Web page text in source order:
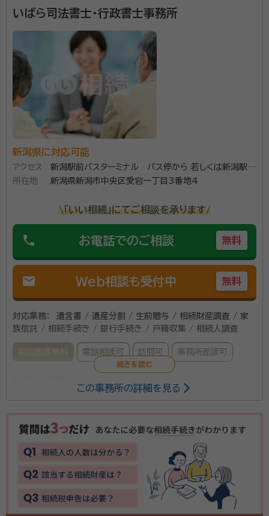
よしだ行政書士事務所は「お客様の想いを結ぶ」をモット
ーに、許認可申請業務と相続遺言関連業務をメインとす
る事務所です。 初回相談は無料で、平日時間外相談・土
日祝日相談・訪問相談にもそれぞれ対応しています。お
困りごとがありましたら、先ずはご相談ください。
資格等： 行政書士
所属団体： 新潟県行政書士会
いばら司法書士・行政書士事務所
新潟県に対応可能
アクセス
新潟駅前バスターミナル バス停から 若しくは新潟駅南
口バス停から【 女池愛宕 】行きにご乗車、【 女池愛
所在地 新潟県新潟市中央区愛宕一丁目3番地4
\「いい相続」にてご相談を承ります/
phone お電話でのご相談 無料
mail Web相談も受付中 無料
対応業務：
遺言書 / 遺産分割 / 生前贈与 / 相続財産調査 / 家
族信託 / 相続手続き / 銀行手続き / 戸籍収集 / 相続人調査
初回面談無料 電話相談可 訪問可 事務所面談可
行政書士 新潟大学 法学部 元非常勤講師 一般社団法人日本中小企業
経営支援専門家協会（ＪＰＢＭ）新潟支部 副支部長 にいがた総合事務所
法務部門担当 商工会議所 会員 日本行政書士会連合会 著作権相談員
当事務所では相続登記だけでなく、預貯金その他財産の
名義変更を一括代行させていただきます！ 司法書士１
名・行政書士（資格者を含む）３名常駐 相続税の申告も、
同一建物内の税理士法人と連携してお手伝いいたしま
この事務所の詳細を見る